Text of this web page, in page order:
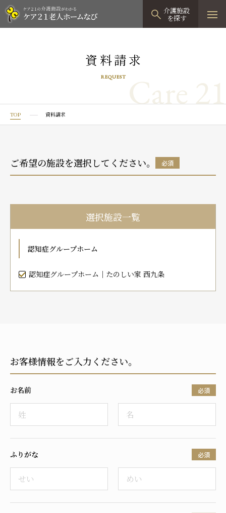
介護施設
を探す
見学予約
有料老人ホームTOP
プレザングラン
プレザンメゾン
有料老人ホームとは
グループホーム
たのしい家
認知症対応型グループホームとは
認知症のおはなし
小規模多機能型居宅介護TOP
たのしい家
小規模多機能型居宅介護とは
0120-944
お問い合わせフォーム
ご入居までの流れ
介護保険の仕組み
FAQ
運営会社
プライバシーポリシー
採用情報
資料請求
REQUEST Care 21
TOP 資料請求
ご希望の施設を選択してください。 必須
選択施設一覧
認知症グループホーム
認知症グループホーム｜たのしい家 西九条
お客様情報をご入力ください。
お名前 必須
ふりがな 必須